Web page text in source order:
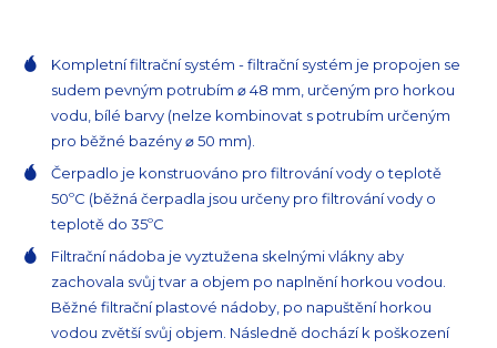
Kompletní filtrační systém - filtrační systém je propojen se
sudem pevným potrubím ⌀ 48 mm, určeným pro horkou
vodu, bílé barvy (nelze kombinovat s potrubím určeným
pro běžné bazény ⌀ 50 mm).
Čerpadlo je konstruováno pro filtrování vody o teplotě
50ºC (běžná čerpadla jsou určeny pro filtrování vody o
teplotě do 35ºC
Filtrační nádoba je vyztužena skelnými vlákny aby
zachovala svůj tvar a objem po naplnění horkou vodou.
Běžné filtrační plastové nádoby, po napuštění horkou
vodou zvětší svůj objem. Následně dochází k poškození